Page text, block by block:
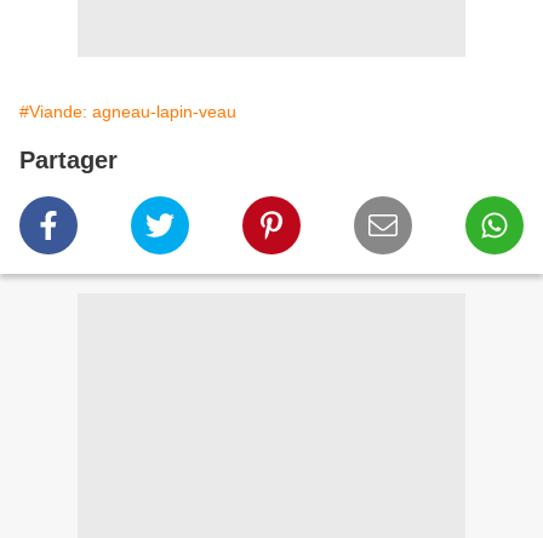
#Viande: agneau-lapin-veau
Partager